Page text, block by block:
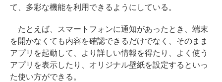
て、多彩な機能を利用できるようにしている。
たとえば、スマートフォンに通知があったとき、端末
を開かなくても内容を確認できるだけでなく、そのまま
アプリを起動して、より詳しい情報を得たり、よく使う
アプリを表示したり、オリジナル壁紙を設定するといっ
た使い方ができる。